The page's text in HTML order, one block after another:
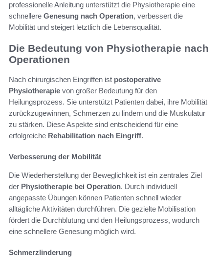
professionelle Anleitung unterstützt die Physiotherapie eine
schnellere Genesung nach Operation, verbessert die
Mobilität und steigert letztlich die Lebensqualität.
Die Bedeutung von Physiotherapie nach
Operationen
Nach chirurgischen Eingriffen ist postoperative
Physiotherapie von großer Bedeutung für den
Heilungsprozess. Sie unterstützt Patienten dabei, ihre Mobilität
zurückzugewinnen, Schmerzen zu lindern und die Muskulatur
zu stärken. Diese Aspekte sind entscheidend für eine
erfolgreiche Rehabilitation nach Eingriff.
Verbesserung der Mobilität
Die Wiederherstellung der Beweglichkeit ist ein zentrales Ziel
der Physiotherapie bei Operation. Durch individuell
angepasste Übungen können Patienten schnell wieder
alltägliche Aktivitäten durchführen. Die gezielte Mobilisation
fördert die Durchblutung und den Heilungsprozess, wodurch
eine schnellere Genesung möglich wird.
Schmerzlinderung